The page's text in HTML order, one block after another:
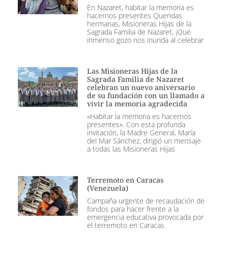
En Nazaret, habitar la memoria es
hacernos presentes Queridas
hermanas, Misioneras Hijas de la
Sagrada Familia de Nazaret, ¡Qué
inmenso gozo nos inunda al celebrar
Las Misioneras Hijas de la
Sagrada Familia de Nazaret
celebran un nuevo aniversario
de su fundación con un llamado a
vivir la memoria agradecida
«Habitar la memoria es hacernos
presentes». Con esta profunda
invitación, la Madre General, María
del Mar Sánchez, dirigió un mensaje
a todas las Misioneras Hijas
Terremoto en Caracas
(Venezuela)
Campaña urgente de recaudación de
fondos para hacer frente a la
emergencia educativa provocada por
el terremoto en Caracas.